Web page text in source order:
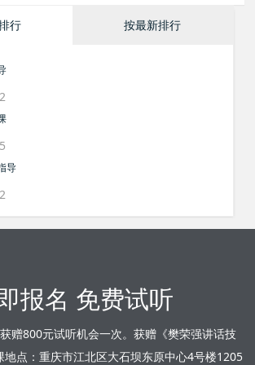
行 按最新排行
导
报名 免费试听
赠800元试听机会一次。获赠《樊荣强讲话技
地点：重庆市江北区大石坝东原中心4号楼1205